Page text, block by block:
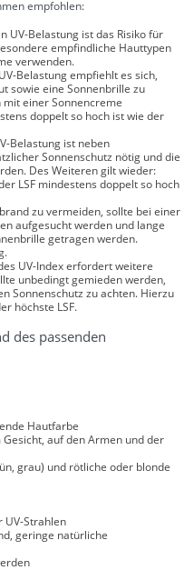
empfohlen:
UV-Belastung ist das Risiko für
empfindliche Hauttypen
verwenden.
Belastung empfiehlt es sich,
sowie eine Sonnenbrille zu
einer Sonnencreme
doppelt so hoch ist wie der
Belastung ist neben
Sonnenschutz nötig und die
Des Weiteren gilt wieder:
LSF mindestens doppelt so hoch
zu vermeiden, sollte bei einer
aufgesucht werden und lange
getragen werden.
UV-Index erfordert weitere
unbedingt gemieden werden,
Sonnenschutz zu achten. Hierzu
höchste LSF.
des passenden
Hautfarbe
auf den Armen und der
grau) und rötliche oder blonde
UV-Strahlen
geringe natürliche